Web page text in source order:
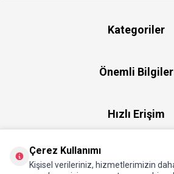
Kategoriler
Önemli Bilgiler
Hızlı Erişim
Çerez Kullanımı
Kişisel verileriniz, hizmetlerimizin